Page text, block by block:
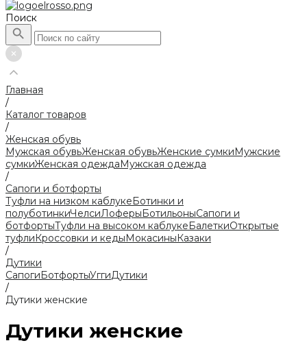
Поиск
Главная
/
Каталог товаров
/
Женская обувь
Мужская обувьЖенская обувьЖенские сумкиМужские
сумкиЖенская одеждаМужская одежда
/
Сапоги и ботфорты
Туфли на низком каблукеБотинки и
полуботинкиЧелсиЛоферыБотильоныСапоги и
ботфортыТуфли на высоком каблукеБалеткиОткрытые
туфлиКроссовки и кедыМокасиныКазаки
/
Дутики
СапогиБотфортыУггиДутики
/
Дутики женские
Дутики женские